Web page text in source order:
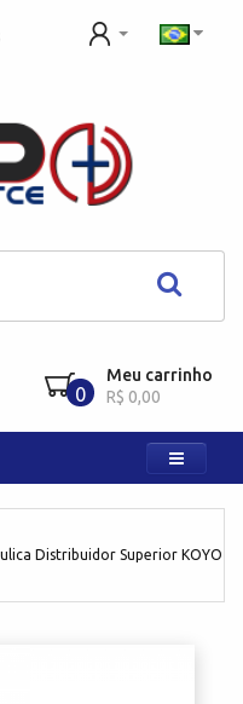
0
Meu carrinho
R$ 0,00
Distribuidor Superior KOYO